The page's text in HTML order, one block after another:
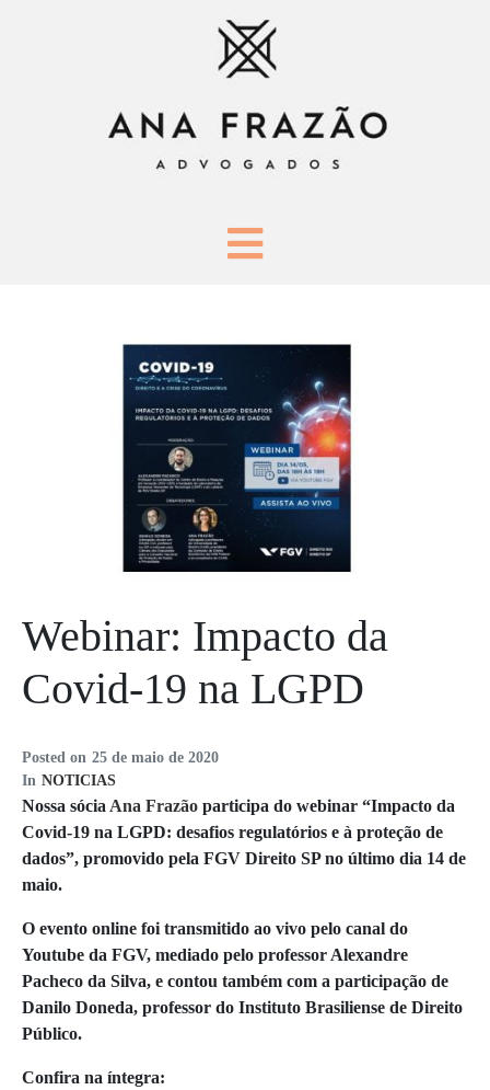
Posted on 25 de maio de 2020
In NOTICIAS
Webinar: Impacto da
Covid-19 na LGPD
Nossa sóciaAna Frazão participa do webinar “Impacto da
Covid-19 na LGPD: desafios regulatórios e à proteção de
dados”, promovido pela FGV Direito SP no último dia 14 de
maio.
O evento online foi transmitido ao vivo pelo canal do
Youtube da FGV, mediado pelo professor Alexandre
Pacheco da Silva, e contou também com a participação de
Danilo Doneda, professor do Instituto Brasiliense de Direito
Público.
Confira na íntegra: